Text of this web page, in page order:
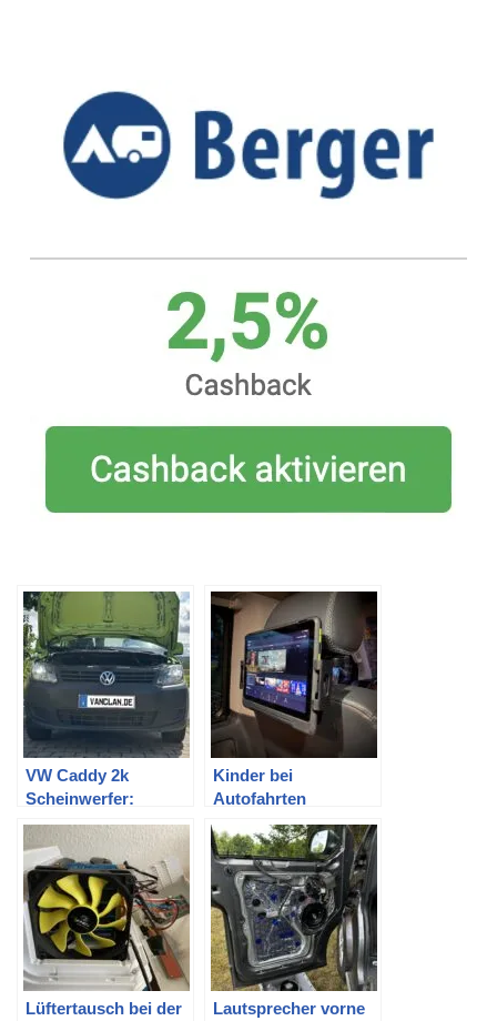
VW Caddy 2k
Scheinwerfer:
Halogen H4
Leuchtmittel durch
LED tauschen
Kinder bei
Autofahrten
beschäftigen: Die
pädagogisch
wertlose Variante mit
DVD, iPad, Fire
Tablet
Lüftertausch bei der
Lautsprecher vorne